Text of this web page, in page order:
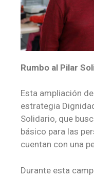
Rumbo al Pilar
Esta ampliación
estrategia
Solidario, que
básico para las
cuentan con una
Durante esta